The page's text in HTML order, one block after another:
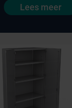
Lees meer